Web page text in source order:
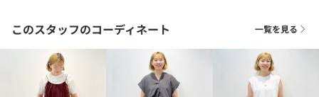
このスタッフのコーディネート 一覧を見る